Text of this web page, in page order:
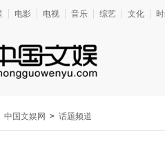
电影 电视 音乐 综艺 文化
中国文娱网 > 话题频道